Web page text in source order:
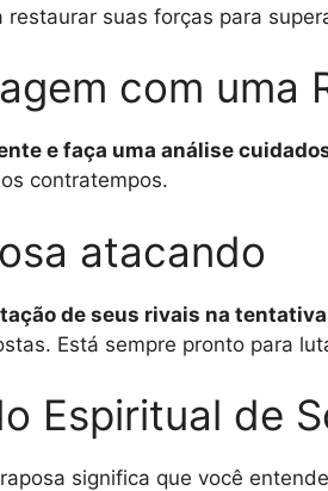
restaurar suas forças para
com uma
e faça uma análise
contratempos.
atacando
de seus rivais na
Está sempre pronto para
Espiritual de
significa que você